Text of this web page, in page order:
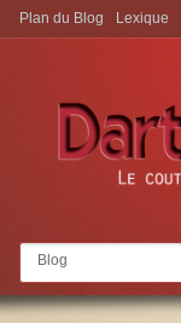
Aller à:
Plan du Blog Lexique